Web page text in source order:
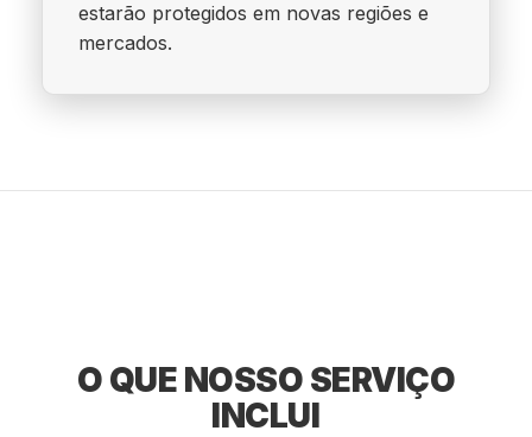
estarão protegidos em novas regiões e
mercados.
O QUE NOSSO SERVIÇO
INCLUI